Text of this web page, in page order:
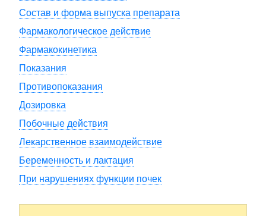
Состав и форма выпуска препарата
Фармакологическое действие
Фармакокинетика
Показания
Противопоказания
Дозировка
Побочные действия
Лекарственное взаимодействие
Беременность и лактация
При нарушениях функции почек